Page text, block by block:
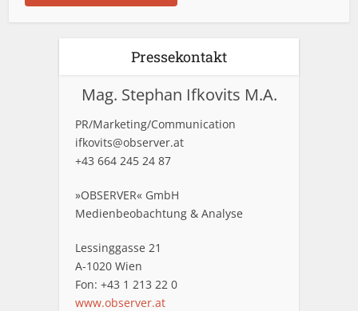
Pressekontakt
Mag. Stephan Ifkovits M.A.
PR/Marketing/Communication
ifkovits@observer.at
+43 664 245 24 87
»OBSERVER« GmbH
Medienbeobachtung & Analyse
Lessinggasse 21
A-1020 Wien
Fon: +43 1 213 22 0
www.observer.at